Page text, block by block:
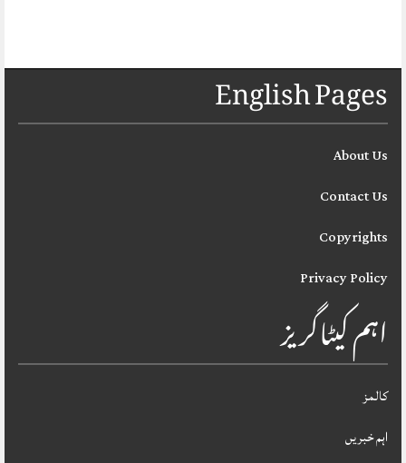
English Pages
About Us
Contact Us
Copyrights
Privacy Policy
اہم کیٹاگریز
کالمز
اہم خبریں